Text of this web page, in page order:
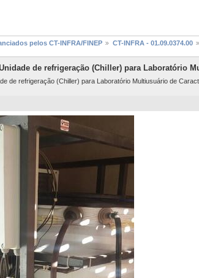
pelos CT-INFRA/FINEP CT-INFRA - 01.09.0374.00
de refrigeração (Chiller) para Laboratório
de refrigeração (Chiller) para Laboratório Multiusuário de